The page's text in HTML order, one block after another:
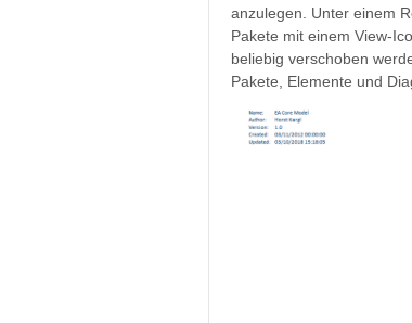
anzulegen. Unter einem
Pakete mit einem View-
beliebig verschoben
Pakete, Elemente und